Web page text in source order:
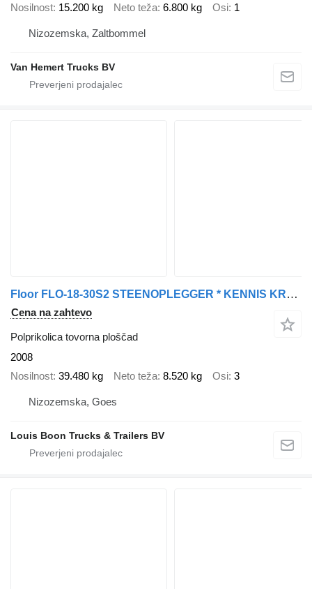
Nosilnost 15.200 kg Neto teža 6.800 kg Osi 1
Nizozemska, Zaltbommel
Van Hemert Trucks BV
Floor FLO-18-30S2 STEENOPLEGGER * KENNIS KRAAN R-28/120+JIB * 2x STUUR
Cena na zahtevo
Polprikolica tovorna ploščad
2008
Nosilnost 39.480 kg Neto teža 8.520 kg Osi 3
Nizozemska, Goes
Louis Boon Trucks & Trailers BV